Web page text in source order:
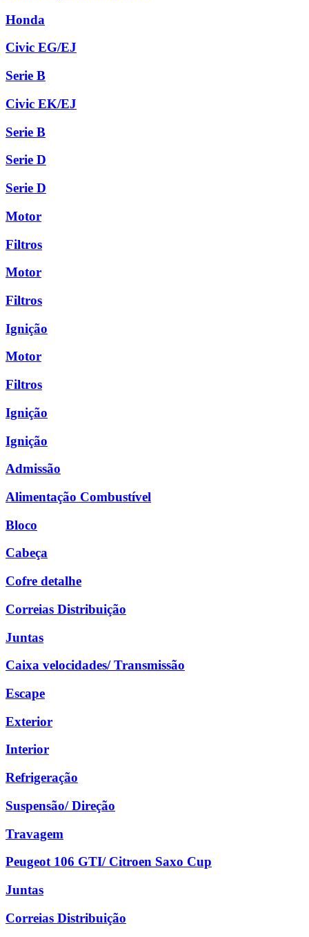
Honda
Civic EG/EJ
Serie B
Civic EK/EJ
Serie B
Serie D
Serie D
Motor
Filtros
Motor
Filtros
Ignição
Motor
Filtros
Ignição
Ignição
Admissão
Alimentação Combustível
Bloco
Cabeça
Cofre detalhe
Correias Distribuição
Juntas
Caixa velocidades/ Transmissão
Escape
Exterior
Interior
Refrigeração
Suspensão/ Direção
Travagem
Peugeot 106 GTI/ Citroen Saxo Cup
Juntas
Correias Distribuição